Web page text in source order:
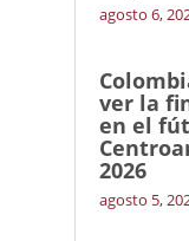
agosto 6,
ver la
en el
2026
agosto 5,